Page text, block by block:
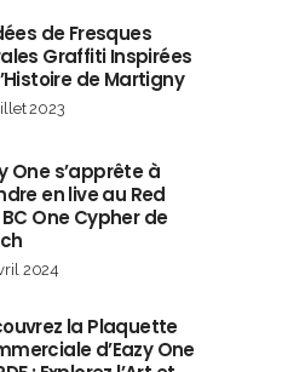
de Fresques
Graffiti Inspirées
de Martigny
2023
One s’apprête à
en live au Red
BC One Cypher de
2024
la Plaquette
d’Eazy One